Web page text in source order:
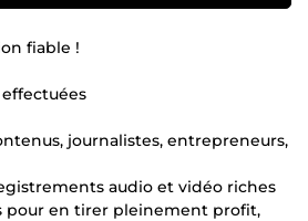
fiable !
journalistes, entrepreneurs,
audio et vidéo riches
pour en tirer pleinement profit,